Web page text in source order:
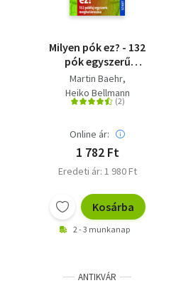
Milyen pók ez? - 132
pók egyszerű
meghatározása
Martin Baehr
Heiko Bellmann
Online ár:
1 782 Ft
Eredeti ár: 1 980 Ft
Kosárba
2 - 3 munkanap
ANTIKVÁR